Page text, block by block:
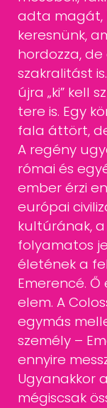
adta magát,
keresnünk,
hordozza,
szakralitást
újra „ki” kell
tere is. Egy
fala áttört,
A regény
római és
ember érzi
európai
kultúrának,
folyamatos
életének a
Emerencé.
elem. A
egymás
személy –
ennyire
Ugyanakkor
mégiscsak